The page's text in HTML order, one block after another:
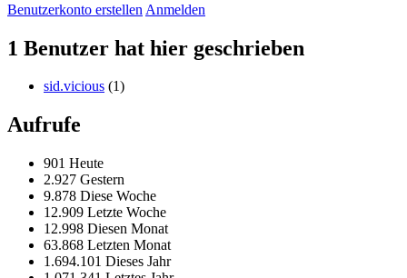
Benutzerkonto erstellen Anmelden
1 Benutzer hat hier geschrieben
sid.vicious (1)
Aufrufe
901 Heute
2.927 Gestern
9.878 Diese Woche
12.909 Letzte Woche
12.998 Diesen Monat
63.868 Letzten Monat
1.694.101 Dieses Jahr